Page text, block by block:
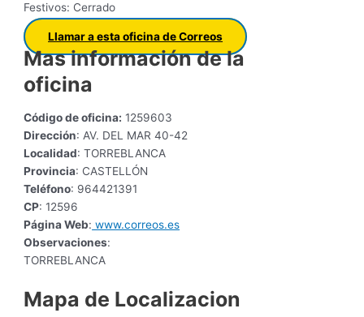
Festivos: Cerrado
Llamar a esta oficina de Correos
Mas información de la
oficina
Código de oficina: 1259603
Dirección: AV. DEL MAR 40-42
Localidad: TORREBLANCA
Provincia: CASTELLÓN
Teléfono: 964421391
CP: 12596
Página Web: www.correos.es
Observaciones:
TORREBLANCA
Mapa de Localizacion